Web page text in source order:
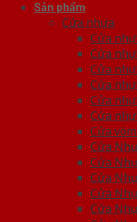
Sản phẩm
Cửa nhựa
Cửa
Cửa
Cửa
Cửa
Cửa
Cửa
Cửa
Cửa
Cửa
Cửa
Cửa
Cửa